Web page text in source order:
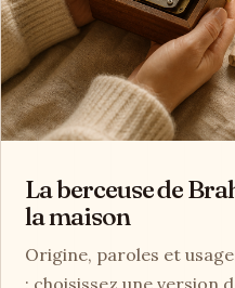
La berceuse de
la maison
Origine, paroles et
: choisissez une version